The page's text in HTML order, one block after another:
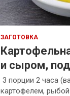
ЗАГОТОВКА
и сыром,
3 порции 2 часа
картофелем,